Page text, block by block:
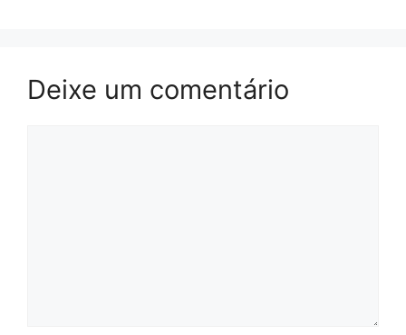
Deixe um comentário